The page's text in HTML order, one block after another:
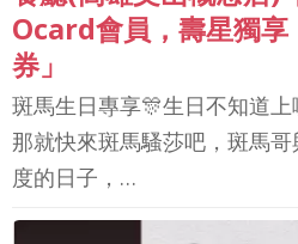
Ocard會員，壽星獨享
券」
斑馬生日專享🎊生日不知道
那就快來斑馬騷莎吧，斑馬
度的日子，…